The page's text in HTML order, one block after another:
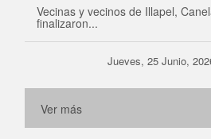
Vecinas y vecinos de Illapel,
finalizaron...
Jueves, 25 Junio,
Ver más